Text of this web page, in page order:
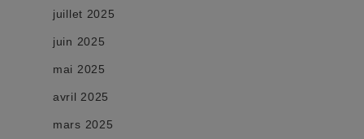
juillet 2025
juin 2025
mai 2025
avril 2025
mars 2025